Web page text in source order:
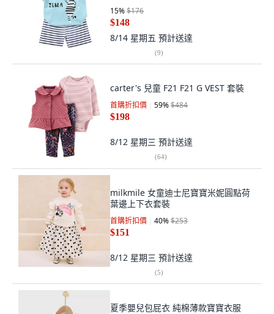
15%$176
$148
8/14 星期五 預計送達
(9)
carter's 兒童 F21 F21 G VEST 套裝
首購折扣價 59%$484
$198
8/12 星期三 預計送達
(64)
milkmile 女童迪士尼寶寶米妮圓點荷
葉邊上下衣套裝
首購折扣價 40%$253
$151
8/12 星期三 預計送達
(5)
夏季嬰兒包屁衣 純棉薄款寶寶衣服